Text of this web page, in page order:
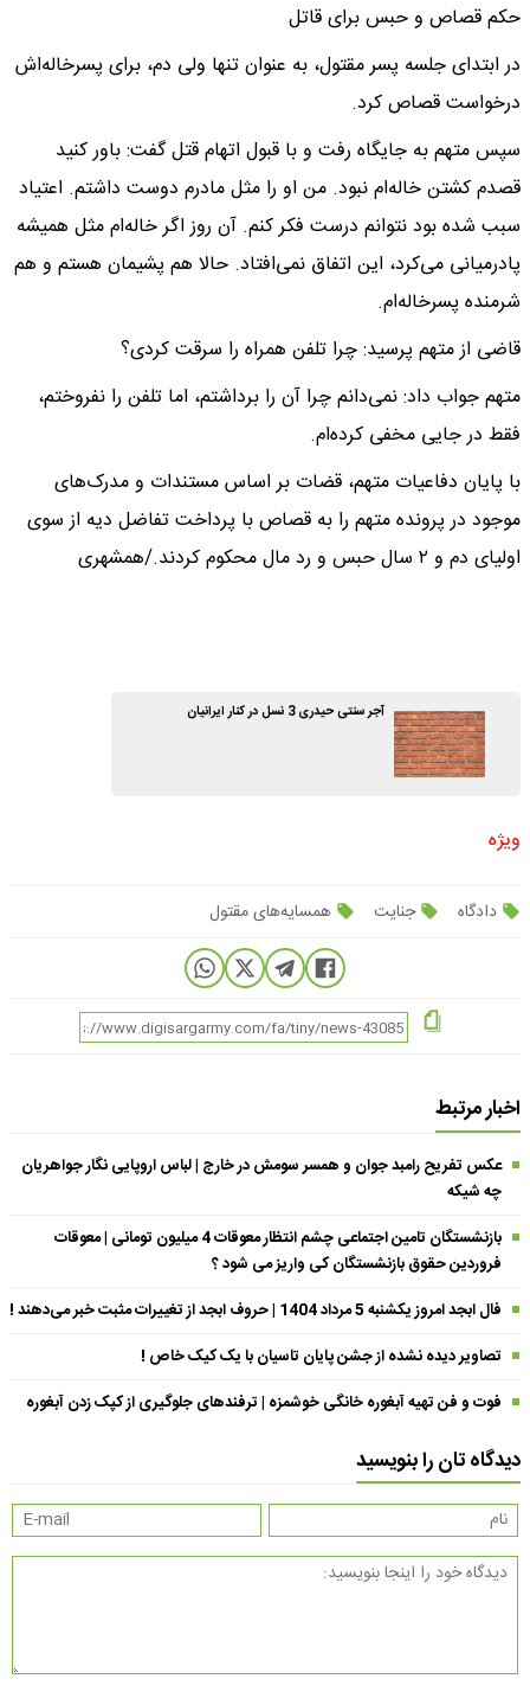
حکم قصاص و حبس برای قاتل
در ابتدای جلسه پسر مقتول، به عنوان تنها ولی دم، برای پسرخاله‌اش
درخواست قصاص کرد.
سپس متهم به جایگاه رفت و با قبول اتهام قتل گفت: باور کنید
قصدم کشتن خاله‌ام نبود. من او را مثل مادرم دوست داشتم. اعتیاد
سبب شده بود نتوانم درست فکر کنم. آن روز اگر خاله‌ام مثل همیشه
پادرمیانی می‌کرد، این اتفاق نمی‌افتاد. حالا هم پشیمان هستم و هم
شرمنده پسرخاله‌ام.
قاضی از متهم پرسید: چرا تلفن همراه را سرقت کردی؟
متهم جواب داد: نمی‌دانم چرا آن را برداشتم، اما تلفن را نفروختم،
فقط در جایی مخفی کرده‌ام.
با پایان دفاعیات متهم، قضات بر اساس مستندات و مدرک‌های
موجود در پرونده متهم را به قصاص با پرداخت تفاضل دیه از سوی
اولیای دم و ۲ سال حبس و رد مال محکوم کردند./همشهری
آجر سنتی حیدری 3 نسل در کنار ایرانیان
ویژه
دادگاه جنایت همسایه‌های مقتول
اخبار مرتبط
عکس تفریح رامبد جوان و همسر سومش در خارج | لباس اروپایی نگار جواهریان
چه شیکه
بازنشستگان تامین اجتماعی چشم انتظار معوقات 4 میلیون تومانی | معوقات
فروردین حقوق بازنشستگان کی واریز می شود ؟
فال ابجد امروز یکشنبه 5 مرداد 1404 | حروف ابجد از تغییرات مثبت خبر می‌دهند !
تصاویر دیده نشده از جشن پایان تاسیان با یک کیک خاص !
فوت و فن تهیه آبغوره خانگی خوشمزه | ترفندهای جلوگیری از کپک زدن آبغوره
دیدگاه تان را بنویسید